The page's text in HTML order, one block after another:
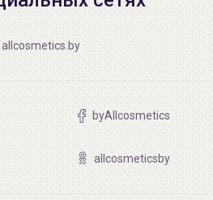
allcosmetics.by
byAllcosmetics
allcosmeticsby